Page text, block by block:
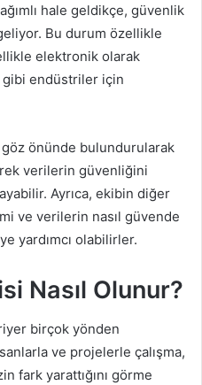
hale geldikçe, güvenlik
Bu durum özellikle
elektronik olarak
gibi endüstriler için
önünde bulundurularak
verilerin güvenliğini
Ayrıca, ekibin diğer
ve verilerin nasıl güvende
yardımcı olabilirler.
Nasıl Olunur?
birçok yönden
ve projelerle çalışma,
fark yarattığını görme